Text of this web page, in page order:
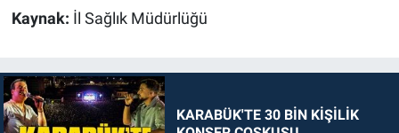
Kaynak: İl Sağlık Müdürlüğü
KARABÜK'TE 30 BİN KİŞİLİK